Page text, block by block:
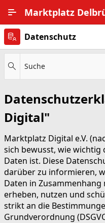
Marktplatz
Alle Ortsteile
Impressum
Datenschutz
Datenschutz
Suche
Digital"
Marktplatz Digital e.V.
sich bewusst, wie
Daten ist. Diese
darüber zu informieren,
Daten in
erheben, nutzen und
strikt an die
Grundverordnung